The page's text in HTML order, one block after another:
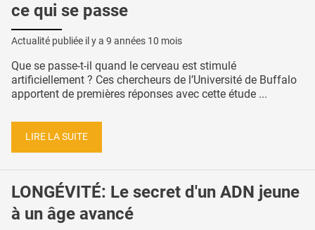
ce qui se passe
Actualité publiée il y a 9 années 10 mois
Que se passe-t-il quand le cerveau est stimulé
artificiellement ? Ces chercheurs de l’Université de Buffalo
apportent de premières réponses avec cette étude ...
LIRE LA SUITE
LONGÉVITÉ: Le secret d'un ADN jeune
à un âge avancé